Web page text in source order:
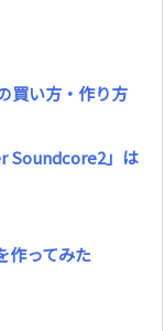
買い方・作り方
Soundcore2」は
作ってみた